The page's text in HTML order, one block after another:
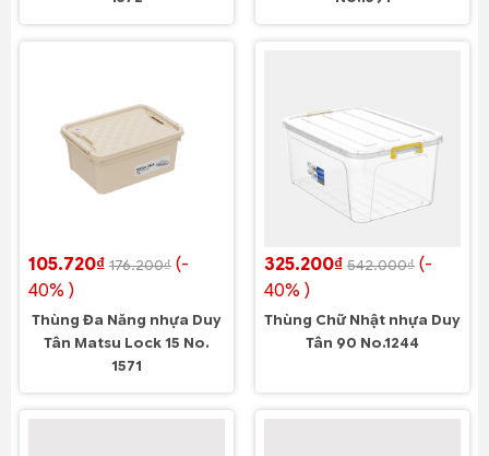
105.720₫ 176.200₫ (-
40% )
Thùng Đa Năng nhựa Duy
Tân Matsu Lock 15 No.
1571
325.200₫ 542.000₫ (-
40% )
Thùng Chữ Nhật nhựa Duy
Tân 90 No.1244